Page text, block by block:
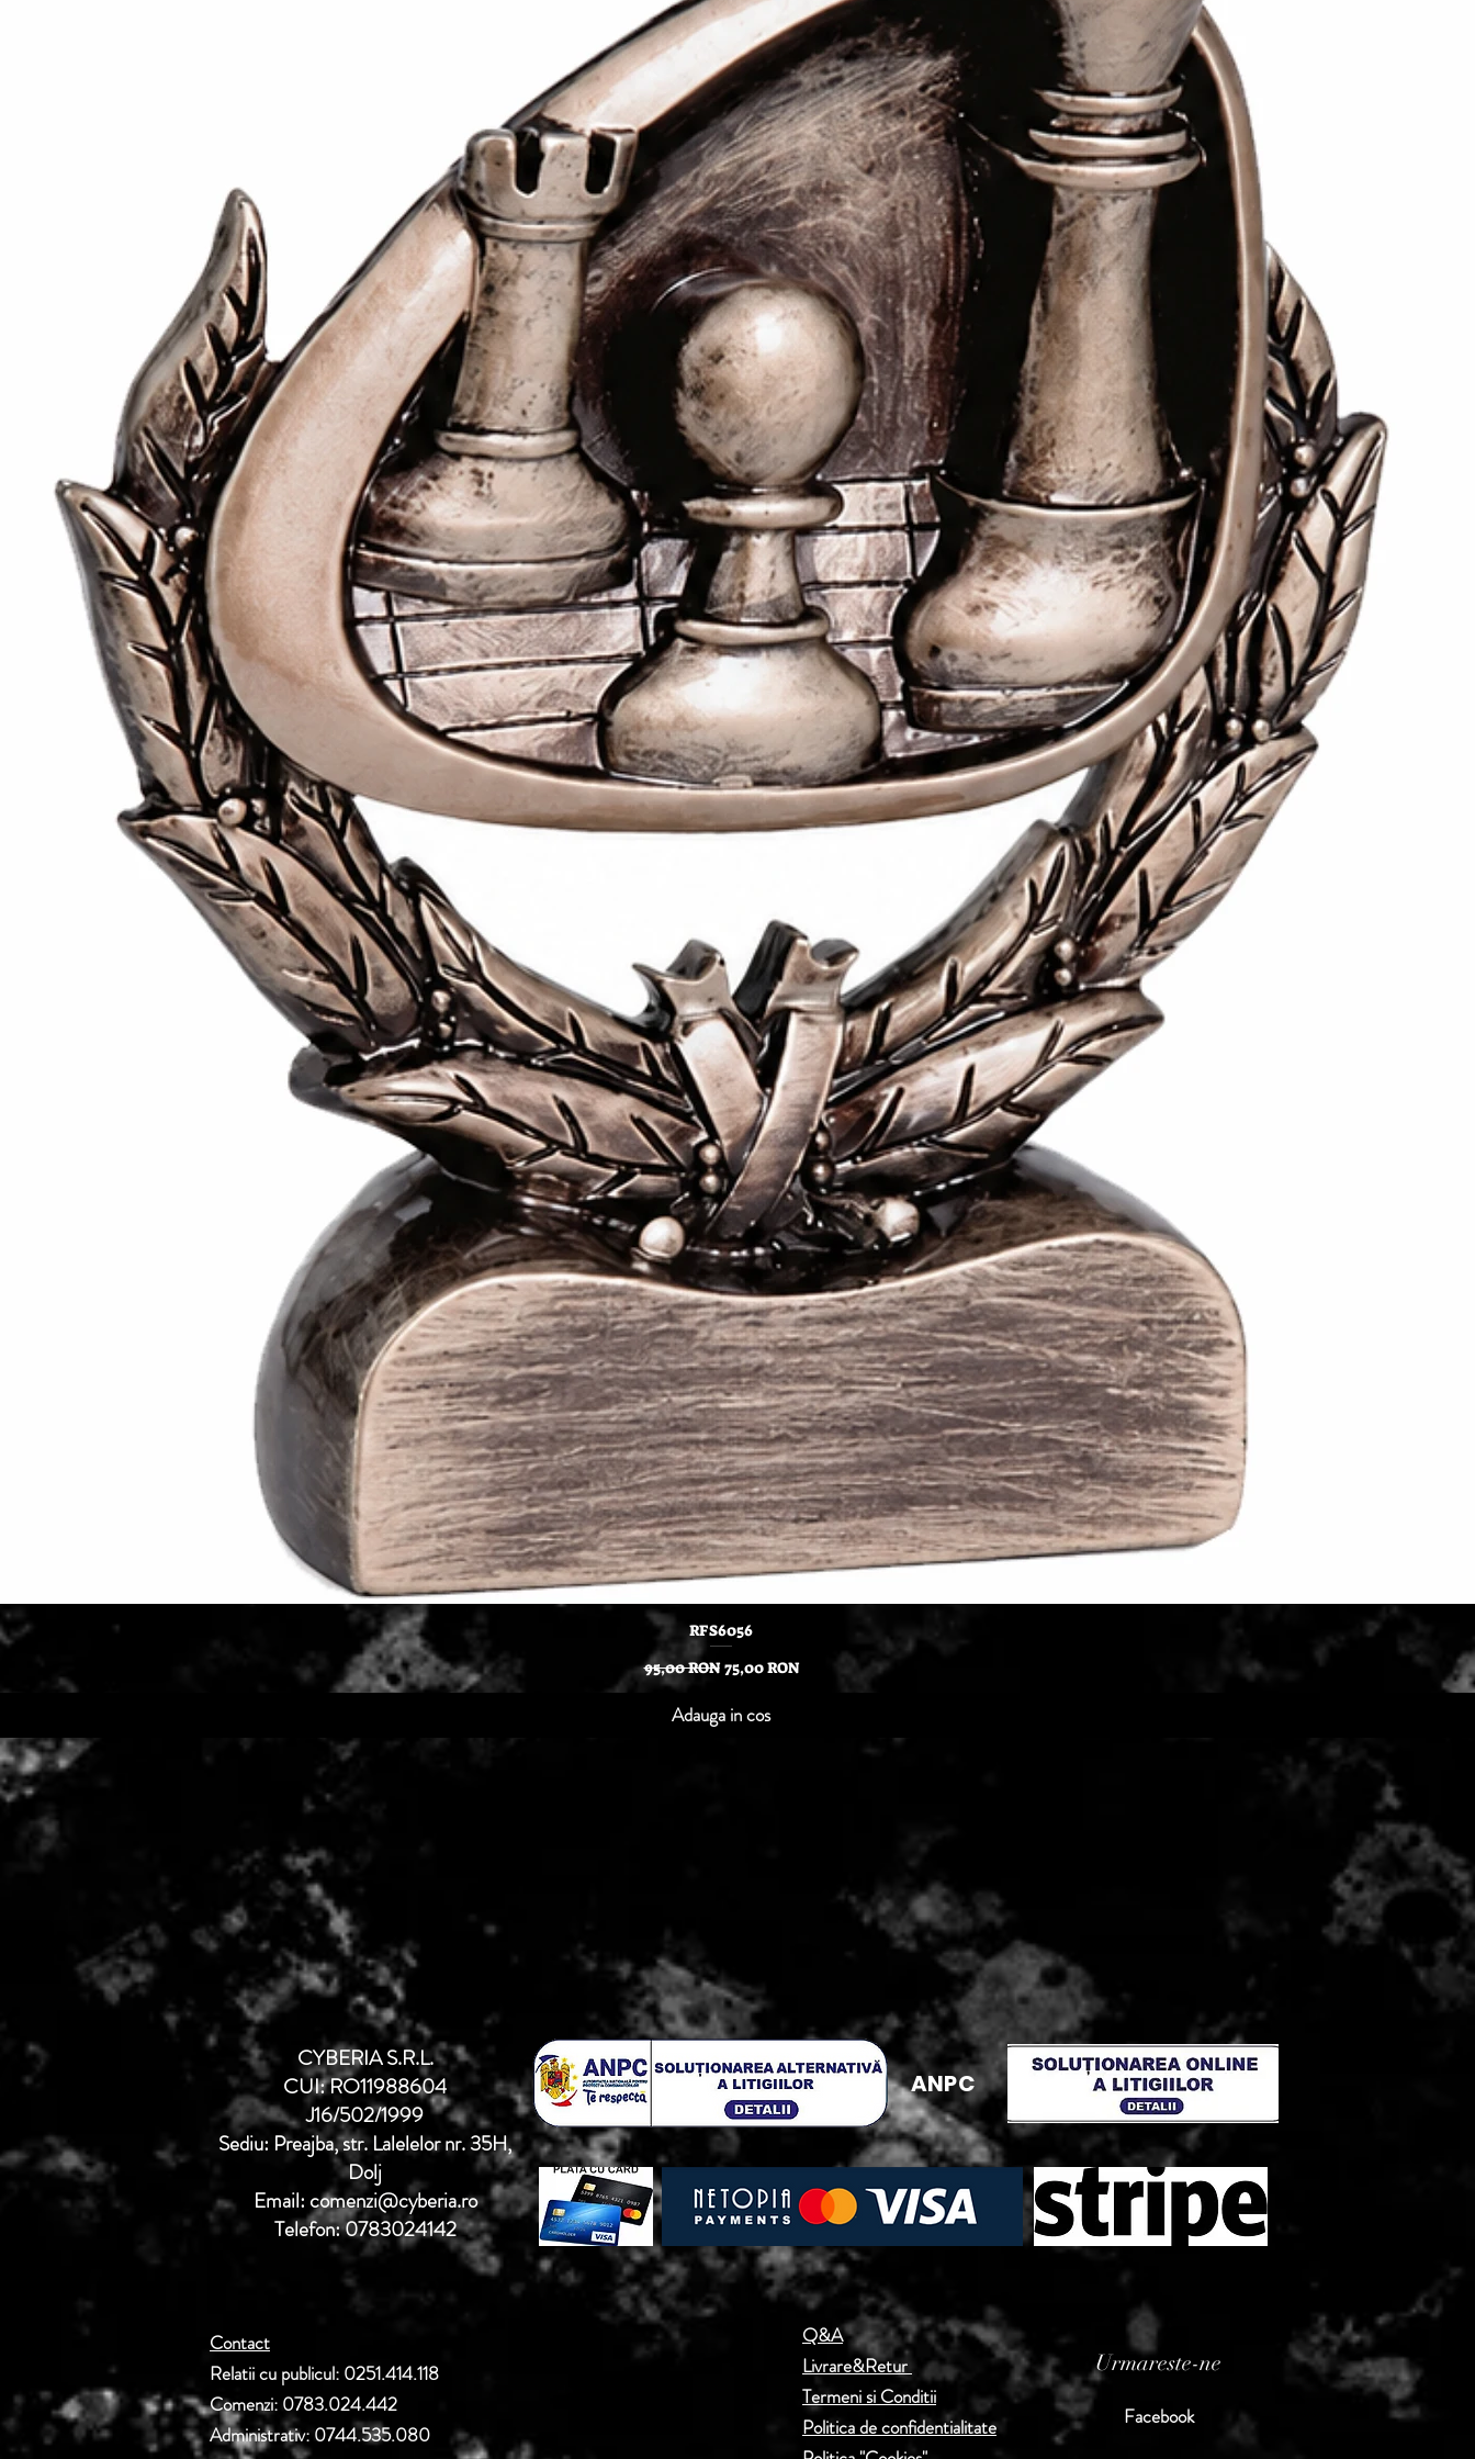
Afișare rapidă
RFS6056
Preț normal
95,00 RON Preț redus
75,00 RON
Adauga in cos
CYBERIA S.R.L.
CUI: RO11988604
J16/502/1999
Sediu: Preajba, str. Lalelelor nr. 35H,
Dolj
Email: comenzi@cyberia.ro
Telefon: 0783024142
ANPC
Contact
Relatii cu publicul: 0251.414.118
Comenzi: 0783.024.442
Administrativ: 0744.535.080
Q&A
Livrare&Retur
Termeni si Conditii
Politica de confidentialitate
Urmareste-ne
Facebook